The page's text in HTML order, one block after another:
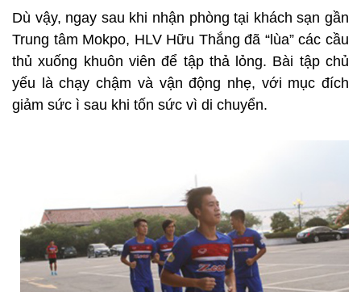
Dù vậy, ngay sau khi nhận phòng tại khách sạn gần
Trung tâm Mokpo, HLV Hữu Thắng đã “lùa” các cầu
thủ xuống khuôn viên để tập thả lỏng. Bài tập chủ
yếu là chạy chậm và vận động nhẹ, với mục đích
giảm sức ì sau khi tốn sức vì di chuyển.